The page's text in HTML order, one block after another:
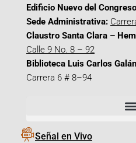
Edificio Nuevo del
Sede Administrativa:
Claustro Santa Clara –
Calle 9 No. 8 – 92
Biblioteca Luis Carlos
Carrera 6 # 8–94
Señal en Vivo